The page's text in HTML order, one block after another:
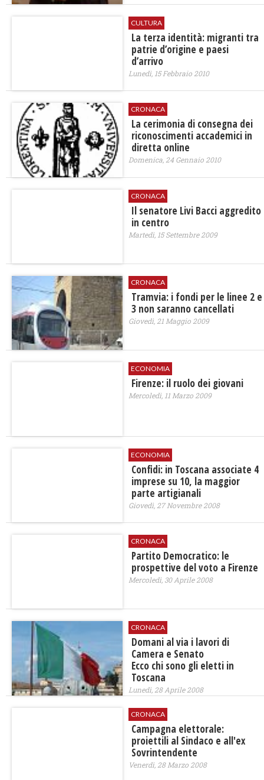
CULTURA
La terza identità: migranti tra
patrie d’origine e paesi
d’arrivo
Lunedì, 15 Febbraio 2010
CRONACA
La cerimonia di consegna dei
riconoscimenti accademici in
diretta online
Domenica, 24 Gennaio 2010
CRONACA
Il senatore Livi Bacci aggredito
in centro
Martedì, 15 Settembre 2009
CRONACA
Tramvia: i fondi per le linee 2 e
3 non saranno cancellati
Giovedì, 21 Maggio 2009
ECONOMIA
Firenze: il ruolo dei giovani
Mercoledì, 11 Marzo 2009
ECONOMIA
Confidi: in Toscana associate 4
imprese su 10, la maggior
parte artigianali
Giovedì, 27 Novembre 2008
CRONACA
Partito Democratico: le
prospettive del voto a Firenze
Mercoledì, 30 Aprile 2008
CRONACA
Domani al via i lavori di
Camera e Senato
Ecco chi sono gli eletti in
Toscana
Lunedì, 28 Aprile 2008
CRONACA
Campagna elettorale:
proiettili al Sindaco e all'ex
Sovrintendente
Venerdì, 28 Marzo 2008